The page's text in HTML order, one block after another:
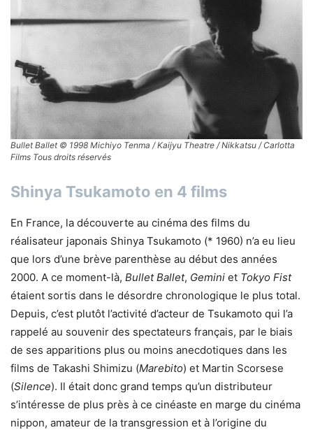
Bullet Ballet © 1998 Michiyo Tenma / Kaijyu Theatre / Nikkatsu / Carlotta
Films Tous droits réservés
Shinya Tsukamoto en 4 films
En France, la découverte au cinéma des films du
réalisateur japonais Shinya Tsukamoto (* 1960) n’a eu lieu
que lors d’une brève parenthèse au début des années
2000. A ce moment-là, Bullet Ballet, Gemini et Tokyo Fist
étaient sortis dans le désordre chronologique le plus total.
Depuis, c’est plutôt l’activité d’acteur de Tsukamoto qui l’a
rappelé au souvenir des spectateurs français, par le biais
de ses apparitions plus ou moins anecdotiques dans les
films de Takashi Shimizu (Marebito) et Martin Scorsese
(Silence). Il était donc grand temps qu’un distributeur
s’intéresse de plus près à ce cinéaste en marge du cinéma
nippon, amateur de la transgression et à l’origine du